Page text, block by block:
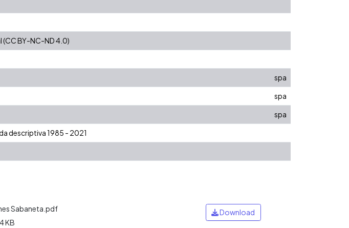
BY-NC-ND 4.0)
spa
spa
spa
descriptiva 1985 - 2021
Sabaneta.pdf
KB
Download